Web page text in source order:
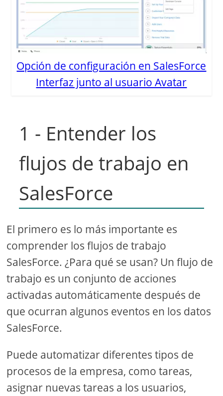
Opción de configuración en SalesForce
Interfaz junto al usuario Avatar
1 - Entender los
flujos de trabajo en
SalesForce
El primero es lo más importante es
comprender los flujos de trabajo
SalesForce. ¿Para qué se usan? Un flujo de
trabajo es un conjunto de acciones
activadas automáticamente después de
que ocurran algunos eventos en los datos
SalesForce.
Puede automatizar diferentes tipos de
procesos de la empresa, como tareas,
asignar nuevas tareas a los usuarios,